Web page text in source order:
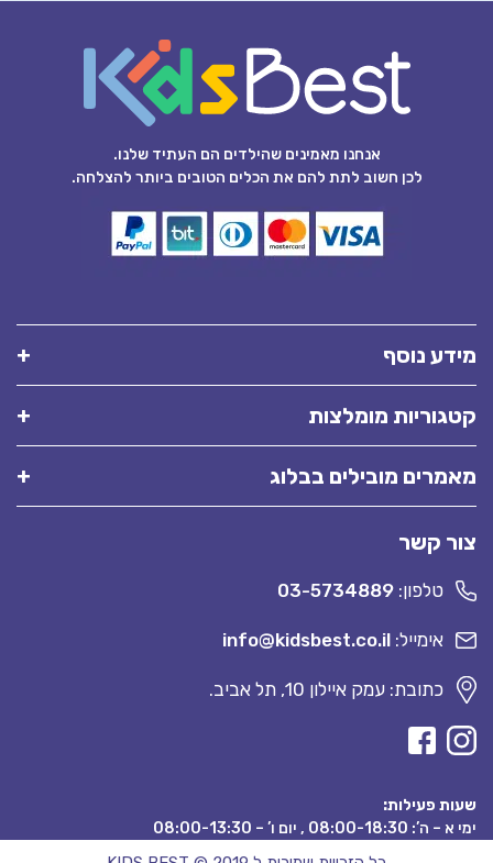
אנחנו מאמינים שהילדים הם העתיד שלנו.
לכן חשוב לתת להם את הכלים הטובים ביותר להצלחה.
מידע נוסף
קטגוריות מומלצות
מאמרים מובילים בבלוג
צור קשר
טלפון: 03-5734889
אימייל: info@kidsbest.co.il
כתובת: עמק איילון 10, תל אביב.
שעות פעילות:
ימי א – ה’: 08:00-18:30 , יום ו’ – 08:00-13:30